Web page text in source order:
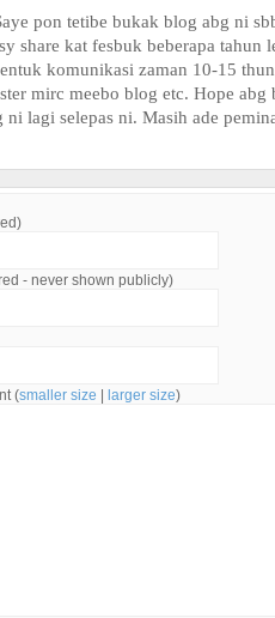
pon tetibe bukak blog abg ni
share kat fesbuk beberapa tahun
komunikasi zaman 10-15
mirc meebo blog etc. Hope abg
ni lagi selepas ni. Masih ade
- never shown publicly)
(smaller size larger size)